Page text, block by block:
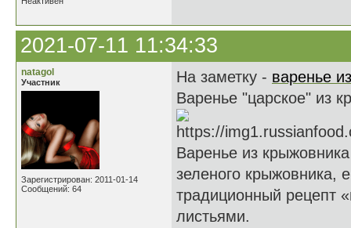
2021-07-11 11:34:33
natagol
Участник
Зарегистрирован: 2011-01-14
Сообщений: 64
На заметку - варенье
Варенье "царское" из
Варенье из
зеленого крыжовника,
традиционный рецепт
листьями.